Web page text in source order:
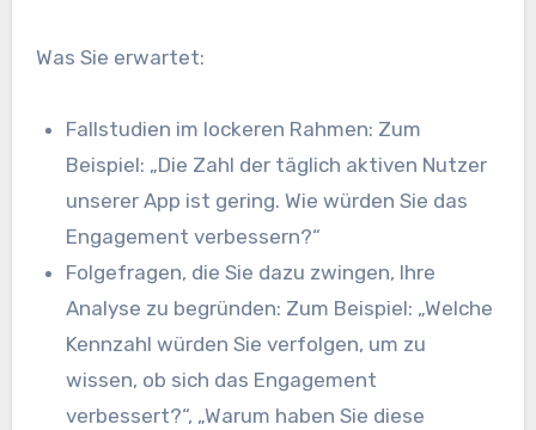
Was Sie erwartet:
Fallstudien im lockeren Rahmen: Zum
Beispiel: „Die Zahl der täglich aktiven Nutzer
unserer App ist gering. Wie würden Sie das
Engagement verbessern?“
Folgefragen, die Sie dazu zwingen, Ihre
Analyse zu begründen: Zum Beispiel: „Welche
Kennzahl würden Sie verfolgen, um zu
wissen, ob sich das Engagement
verbessert?“, „Warum haben Sie diese